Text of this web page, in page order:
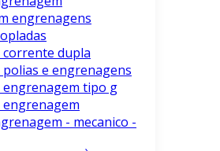
engrenagens
dupla
e engrenagens
engrenagem tipo g
- mecanico -